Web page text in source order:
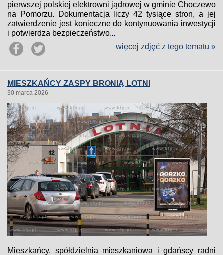
pierwszej polskiej elektrowni jądrowej w gminie Choczewo
na Pomorzu. Dokumentacja liczy 42 tysiące stron, a jej
zatwierdzenie jest konieczne do kontynuowania inwestycji
i potwierdza bezpieczeństwo...
więcej zdjęć z tego tematu »
MIESZKAŃCY ZASPY BRONIĄ LOTNI
30 marca 2026
Mieszkańcy, spółdzielnia mieszkaniowa i gdańscy radni